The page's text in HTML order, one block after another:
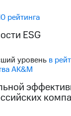
2023
рейтинга
ESG
уровень в
AK&M